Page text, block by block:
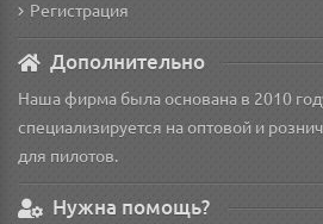
Регистрация
Дополнительно
Наша фирма была основана в 2010
специализируется на оптовой и
для пилотов.
Нужна помощь?